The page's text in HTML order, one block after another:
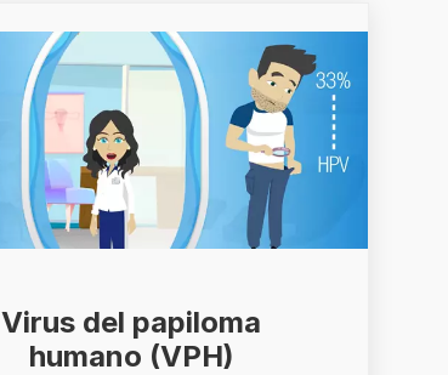
Virus del papiloma
humano (VPH)